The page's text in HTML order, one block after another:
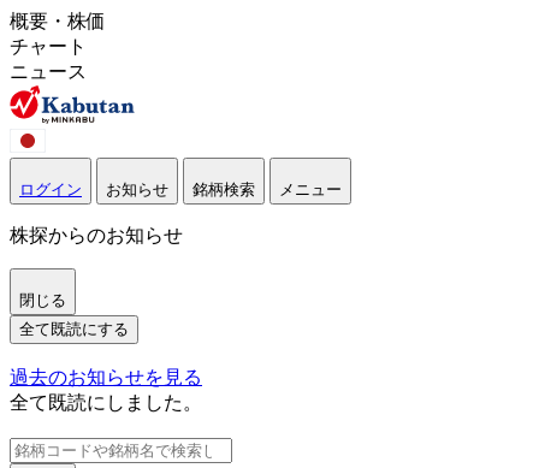
概要・株価
チャート
ニュース
ログイン お知らせ 銘柄検索 メニュー
株探からのお知らせ
閉じる
全て既読にする
過去のお知らせを見る
全て既読にしました。